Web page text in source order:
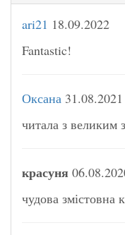
ari21 18.09.2022
Fantastic!
Оксана 31.08.2021
читала з великим
красуня
чудова змістовна